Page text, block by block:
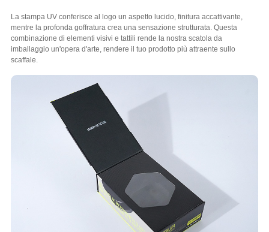
La stampa UV conferisce al logo un aspetto lucido, finitura accattivante,
mentre la profonda goffratura crea una sensazione strutturata. Questa
combinazione di elementi visivi e tattili rende la nostra scatola da
imballaggio un'opera d'arte, rendere il tuo prodotto più attraente sullo
scaffale.​